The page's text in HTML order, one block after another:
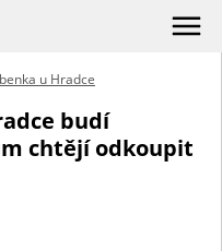
u Hradce
budí
chtějí odkoupit